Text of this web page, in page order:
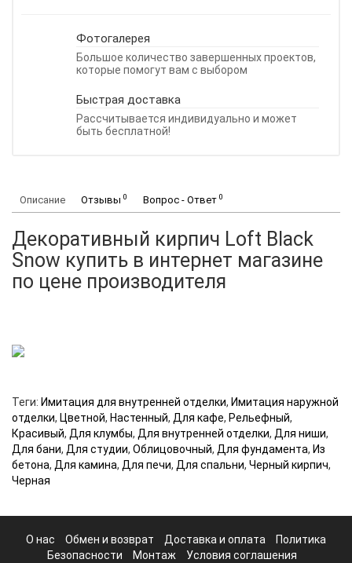
Фотогалерея
Большое количество завершенных проектов,
которые помогут вам с выбором
Быстрая доставка
Рассчитывается индивидуально и может
быть бесплатной!
Описание Отзывы 0 Вопрос - Ответ 0
Декоративный кирпич Loft Black
Snow купить в интернет магазине
по цене производителя
Теги: Имитация для внутренней отделки, Имитация наружной
отделки, Цветной, Настенный, Для кафе, Рельефный,
Красивый, Для клумбы, Для внутренней отделки, Для ниши,
Для бани, Для студии, Облицовочный, Для фундамента, Из
бетона, Для камина, Для печи, Для спальни, Черный кирпич,
Черная
О нас Обмен и возврат Доставка и оплата
Политика
Безопасности
Монтаж Условия соглашения